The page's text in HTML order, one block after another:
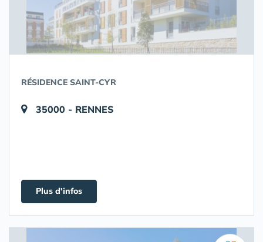
RÉSIDENCE SAINT-CYR
35000 - RENNES
Plus d'infos